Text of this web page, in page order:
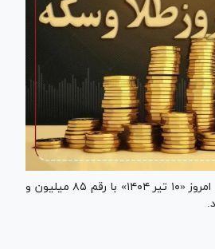
هر قطعه سکه طرح جدید امروز «۱۰ تیر ۱۴۰۴» با رقم ۸۵ میلیون و